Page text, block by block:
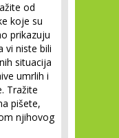
od
koje su
prikazuju
vi niste bili
situacija
umrlih i
Tražite
pišete,
njihovog